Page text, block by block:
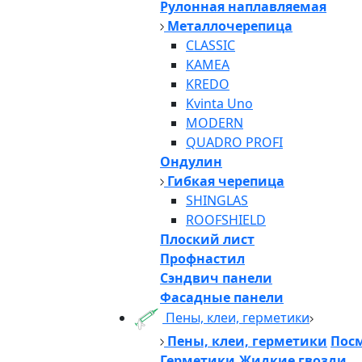
Рулонная наплавляемая
Металлочерепица
CLASSIC
KAMEA
KREDO
Kvinta Uno
MODERN
QUADRO PROFI
Ондулин
Гибкая черепица
SHINGLAS
ROOFSHIELD
Плоский лист
Профнастил
Сэндвич панели
Фасадные панели
Пены, клеи, герметики
Пены, клеи, герметики